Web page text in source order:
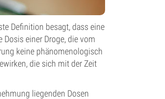
Definition besagt, dass eine
einer Droge, die vom
keine phänomenologisch
die sich mit der Zeit
liegenden Dosen